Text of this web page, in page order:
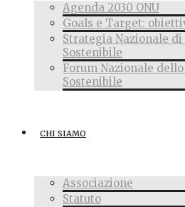
Agenda 2030 ONU
Goals e Target:
Strategia Nazionale
Sostenibile
Forum Nazionale
Sostenibile
CHI SIAMO
Associazione
Statuto